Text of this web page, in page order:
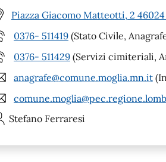
Piazza Giacomo Matteotti, 2
0376- 511419 (Stato Civile,
0376- 511429 (Servizi cimiteriali,
anagrafe@comune.moglia.mn.it
Stefano Ferraresi